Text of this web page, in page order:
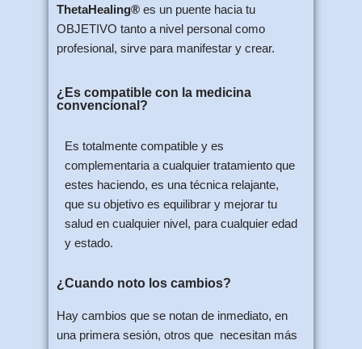
ThetaHealing® es un puente hacia tu
OBJETIVO tanto a nivel personal como
profesional, sirve para manifestar y crear.
¿Es compatible con la medicina
convencional?
Es totalmente compatible y es
complementaria a cualquier tratamiento que
estes haciendo, es una técnica relajante,
que su objetivo es equilibrar y mejorar tu
salud en cualquier nivel, para cualquier edad
y estado.
¿Cuando noto los cambios?
Hay cambios que se notan de inmediato, en
una primera sesión, otros que necesitan más